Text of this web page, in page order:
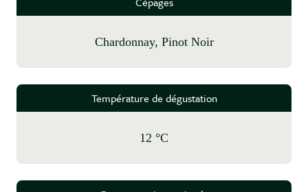
Chardonnay, Pinot Noir
Température de dégustation
12 °C